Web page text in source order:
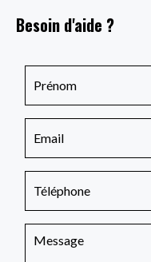
Besoin d'aide ?